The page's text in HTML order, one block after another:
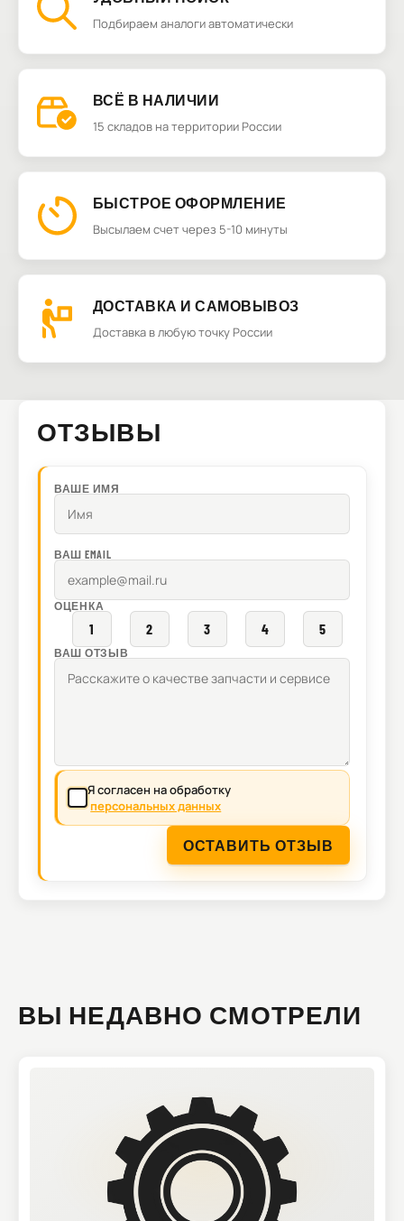
Подбираем аналоги автоматически
ВСЁ В НАЛИЧИИ
15 складов на территории России
БЫСТРОЕ ОФОРМЛЕНИЕ
Высылаем счет через 5-10 минуты
ДОСТАВКА И САМОВЫВОЗ
Доставка в любую точку России
ОТЗЫВЫ
ВАШЕ ИМЯ
ВАШ EMAIL
ОЦЕНКА
1 2 3 4 5
ВАШ ОТЗЫВ
Я согласен на обработку
персональных данных
ОСТАВИТЬ ОТЗЫВ
ВЫ НЕДАВНО СМОТРЕЛИ